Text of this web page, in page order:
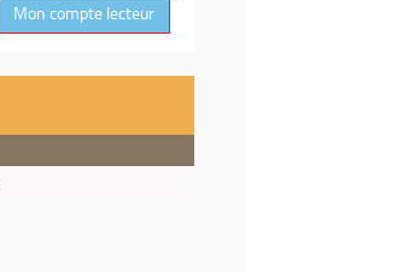
Mon compte lecteur